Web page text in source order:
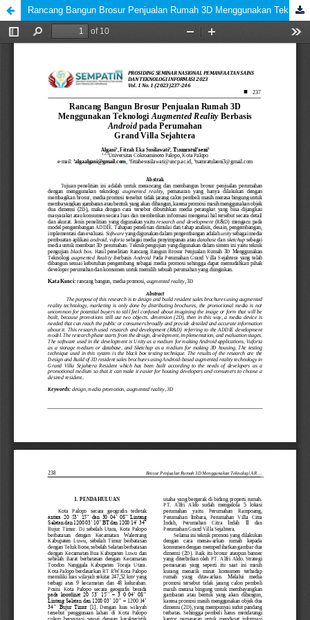
Rancang Bangun Brosur Penjualan Rumah 3D Menggunakan Teknologi Augmented Reality Berbasis Android pada Perumahan Grand Villa Sejahtera